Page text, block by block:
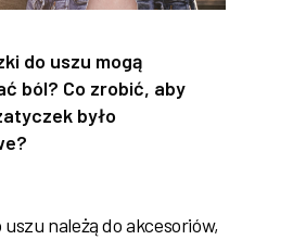
do uszu mogą
ból? Co zrobić, aby
było
należą do akcesoriów,